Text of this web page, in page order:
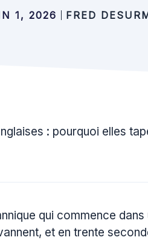
1, 2026 FRED
: pourquoi elles
qui commence
et en trente